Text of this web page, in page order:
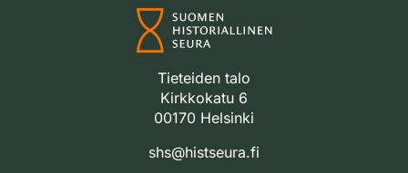
Tieteiden talo
Kirkkokatu 6
00170 Helsinki
shs@histseura.fi